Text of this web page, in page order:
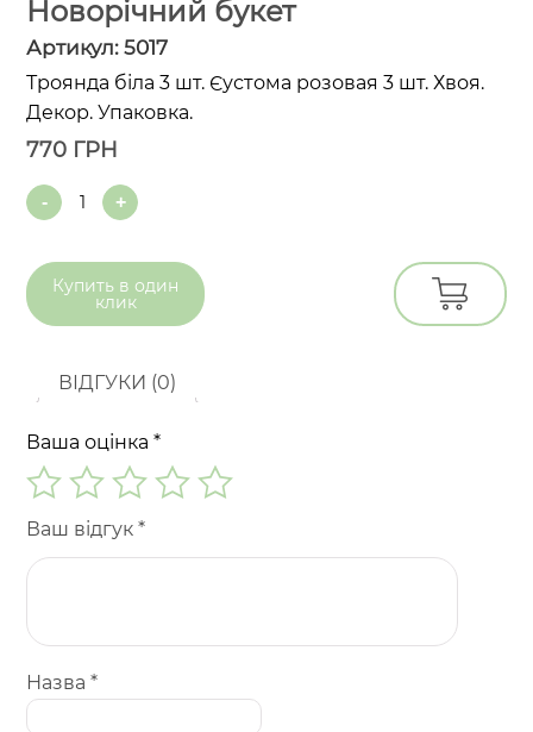
Новорічний букет
Артикул:5017
Троянда біла 3 шт. Єустома розовая 3 шт. Хвоя.
Декор. Упаковка.
770 ГРН
Quantity
Купить в один
клик
ВІДГУКИ (0)
Ваша оцінка*
Ваш відгук*
Назва*